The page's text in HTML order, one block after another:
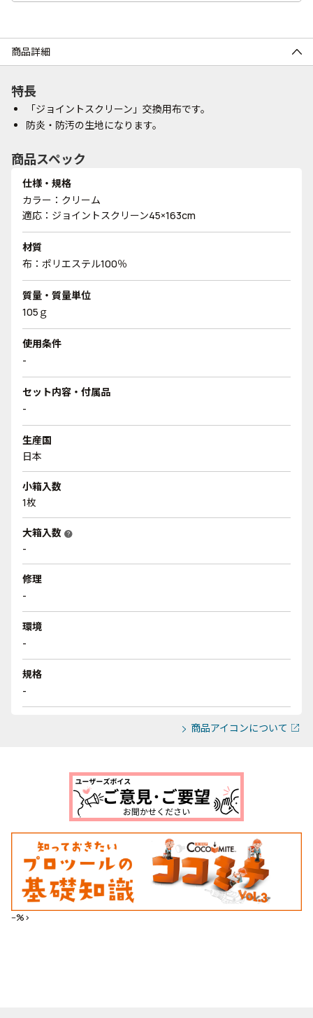
商品詳細
特長
「ジョイントスクリーン」交換用布です。
防炎・防汚の生地になります。
商品スペック
仕様・規格
カラー：クリーム
適応：ジョイントスクリーン45×163cm
材質
布：ポリエステル100％
質量・質量単位
105ｇ
使用条件
-
セット内容・付属品
-
生産国
日本
小箱入数
1枚
大箱入数 help
-
修理
-
環境
-
規格
-
商品アイコンについて
--%>